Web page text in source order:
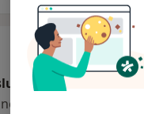
a cenách
žádné